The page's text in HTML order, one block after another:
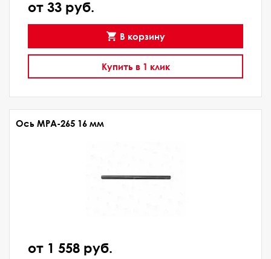
от 33 руб.
В корзину
Купить в 1 клик
Ось МРА-265 16 мм
от 1 558 руб.